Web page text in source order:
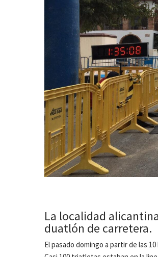
La localidad
duatlón de carretera.
El pasado domingo a partir de las